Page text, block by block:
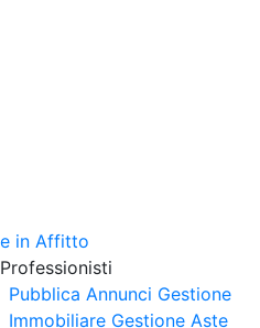
Professionisti
Pubblica Annunci Gestione
Immobiliare Gestione Aste